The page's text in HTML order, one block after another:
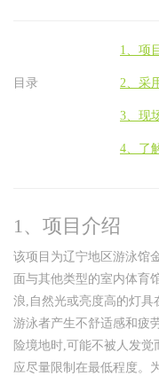
1、项
目录 2、采
3、现
4、了
1、项目介绍
该项目为辽宁地区游泳馆
面与其他类型的室内体育
浪,自然光或亮度高的灯具
游泳者产生不舒适感和疲
险境地时,可能不被人发
应尽量限制在最低程度。